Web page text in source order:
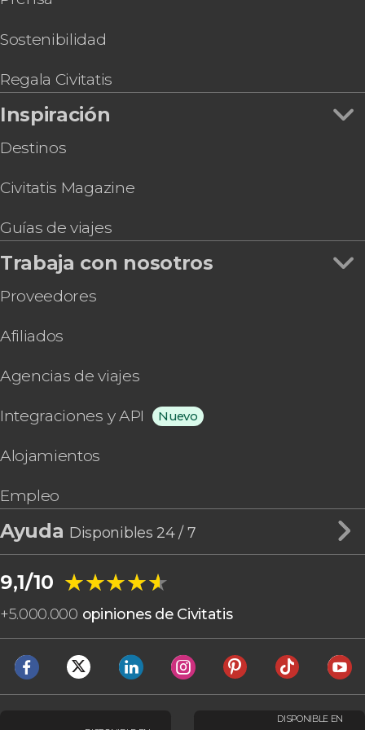
¿Quién no ha soñado con hacer un safari en África?
Sostenibilidad
Regala Civitatis
Inspiración
Destinos
Civitatis Magazine
Guías de viajes
Trabaja con nosotros
Proveedores
Afiliados
Agencias de viajes
Integraciones y API Nuevo
Alojamientos
Empleo
Ayuda Disponibles 24 / 7
9,1/10 ★★★★★
★★★★★
+5.000.000 opiniones de Civitatis
DISPONIBLE EN